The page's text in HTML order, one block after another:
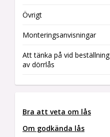
Övrigt
Monteringsanvisningar
Att tänka på vid beställning
av dörrlås
Bra att veta om lås
Om godkända lås